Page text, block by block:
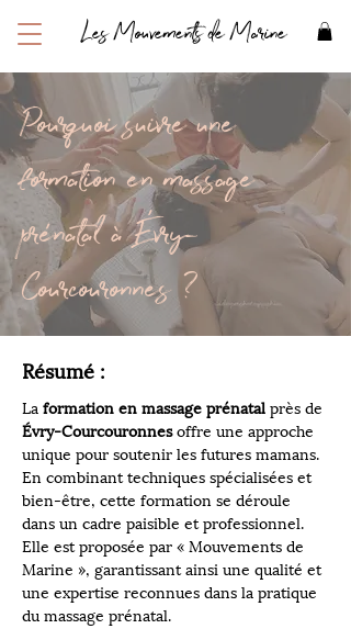
Les Mouvements de Marine
Pourquoi suivre une
formation en massage
prénatal à Évry-
Courcouronnes ?
Résumé :
La formation en massage prénatal près de
Évry-Courcouronnes offre une approche
unique pour soutenir les futures mamans.
En combinant techniques spécialisées et
bien-être, cette formation se déroule
dans un cadre paisible et professionnel.
Elle est proposée par « Mouvements de
Marine », garantissant ainsi une qualité et
une expertise reconnues dans la pratique
du massage prénatal.